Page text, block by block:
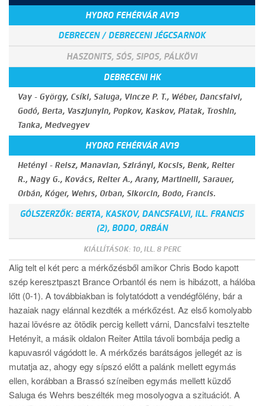
HYDRO FEHÉRVÁR AV19
DEBRECEN / DEBRECENI JÉGCSARNOK
HASZONITS, SÓS, SIPOS, PÁLKÖVI
DEBRECENI HK
Vay - György, Csíki, Saluga, Vincze P. T., Wéber, Dancsfalvi,
Godó, Berta, Vaszjunyin, Popkov, Kaskov, Piatak, Troshin,
Tanka, Medvegyev
HYDRO FEHÉRVÁR AV19
Hetényi - Reisz, Manavian, Szirányi, Kocsis, Benk, Reiter
R., Nagy G., Kovács, Reiter A., Arany, Martinelli, Sarauer,
Orbán, Kóger, Wehrs, Orban, Sikorcin, Bodo, Francis.
GÓLSZERZŐK: BERTA, KASKOV, DANCSFALVI, ILL. FRANCIS
(2), BODO, ORBÁN
KIÁLLÍTÁSOK: 10, ILL. 8 PERC
Alig telt el két perc a mérkőzésből amikor Chris Bodo kapott
szép keresztpaszt Brance Orbantól és nem is hibázott, a hálóba
lőtt (0-1). A továbbiakban is folytatódott a vendégfölény, bár a
hazaiak nagy elánnal kezdték a mérkőzést. Az első komolyabb
hazai lövésre az ötödik percig kellett várni, Dancsfalvi tesztelte
Hetényit, a másik oldalon Reiter Attila távoli bombája pedig a
kapuvasról vágódott le. A mérkőzés barátságos jellegét az is
mutatja az, ahogy egy sípszó előtt a palánk mellett egymás
ellen, korábban a Brassó színeiben egymás mellett küzdő
Saluga és Wehrs beszélték meg mosolyogva a szituációt. A